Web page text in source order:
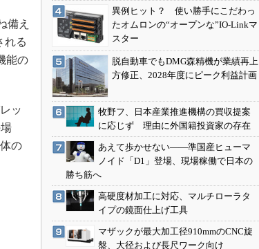
備え
れる
能の
ッ
の
異例ヒット？ 使い勝手にこだわっ
たオムロンの“オープンな”IO-Linkマ
スター
脱自動車でもDMG森精機が業績再上
方修正、2028年度にピーク利益計画
牧野フ、日本産業推進機構の買収提案
に応じず 理由に外国籍投資家の存在
あえて歩かせない――準国産ヒューマ
ノイド「D1」登場、現場稼働で日本の
勝ち筋へ
高硬度材加工に対応、マルチローラタ
イプの鏡面仕上げ工具
マザックが最大加工径910mmのCNC旋
盤、大径および長尺ワーク向け